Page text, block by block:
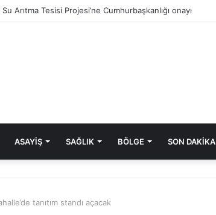
Su Arıtma Tesisi Projesi’ne Cumhurbaşkanlığı onayı
ASAYIŞ SAĞLIK BÖLGE SON DAKIKA
tanıtım standı açacak